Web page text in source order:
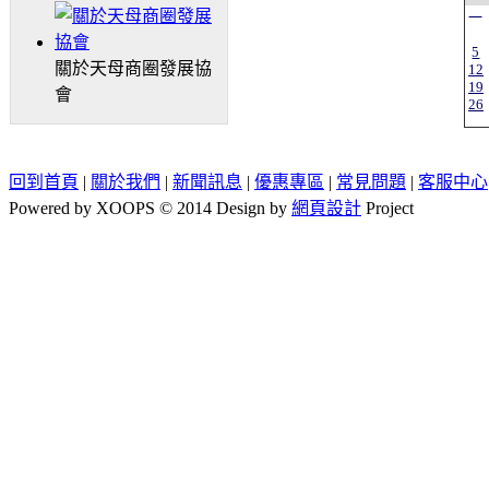
關於天母商圈發展協
會
一
5
12
19
26
回到首頁 | 關於我們 | 新聞訊息 | 優惠專區 | 常見問題 | 客服中心
Powered by XOOPS © 2014 Design by 網頁設計 Project